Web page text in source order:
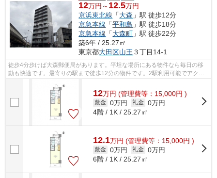
12万円～ 12.5万円
京浜東北線 「大森 」駅 徒歩12分
京急本線 「平和島 」駅 徒歩18分
京急本線 「大森町 」駅 徒歩22分
築6年 / 25.27㎡
東京都大田区山王 ３丁目14-1
徒歩4分歩けば大森郵便局があります。平坦な場所にある物件なら毎日の移
動も快適です。最寄りの駅まで徒歩12分の物件です。2駅利用可能でアクセ
12万円 (管理費等：15,000円 )
敷金 0万円 礼金 0万円
4階 / 1K / 25.27㎡
12.1万円 (管理費等：15,000円 )
敷金 0万円 礼金 0万円
6階 / 1K / 25.27㎡